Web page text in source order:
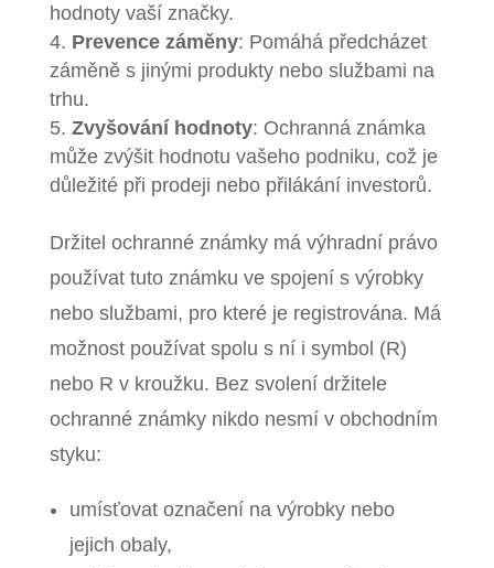
hodnoty vaší značky.
Prevence záměny: Pomáhá předcházet
záměně s jinými produkty nebo službami na
trhu.
Zvyšování hodnoty: Ochranná známka
může zvýšit hodnotu vašeho podniku, což je
důležité při prodeji nebo přilákání investorů.
Držitel ochranné známky má výhradní právo
používat tuto známku ve spojení s výrobky
nebo službami, pro které je registrována. Má
možnost používat spolu s ní i symbol (R)
nebo R v kroužku. Bez svolení držitele
ochranné známky nikdo nesmí v obchodním
styku:
umísťovat označení na výrobky nebo
jejich obaly,